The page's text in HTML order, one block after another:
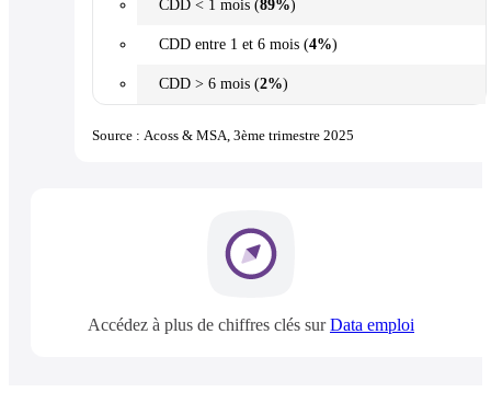
CDD < 1 mois (89%)
CDD entre 1 et 6 mois (4%)
CDD > 6 mois (2%)
Source : Acoss & MSA, 3ème trimestre 2025
Accédez à plus de chiffres clés surData emploi